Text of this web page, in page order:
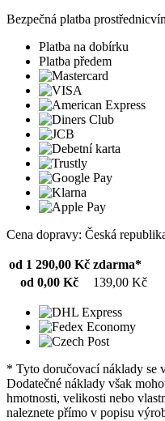
Bezpečná platba
Platba na dobírku
Platba předem
Cena dopravy: Česká
od 1 290,00 Kč zdarma*
od 0,00 Kč
139,00 Kč
* Tyto doručovací náklady se
Dodatečné náklady však
hmotnosti, velikosti nebo
naleznete přímo v popisu